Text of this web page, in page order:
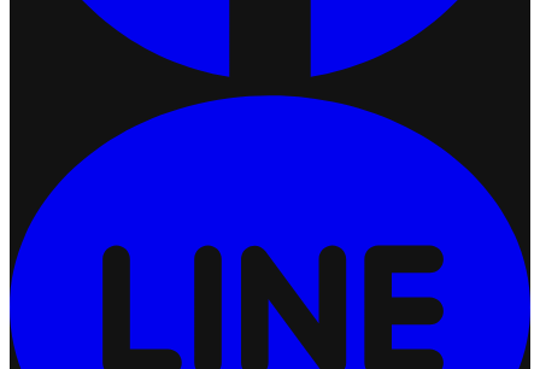
เชื่อมต่อ Ketshopweb MCP กับ ChatGPT
2026-07-10 16:10:38